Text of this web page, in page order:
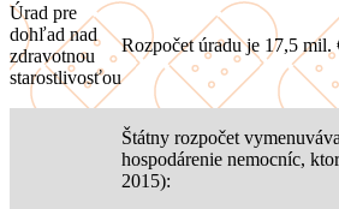
Úrad pre
dohľad nad
zdravotnou
starostlivosťou
Rozpočet úradu je 17,5 mil.
Štátny rozpočet
hospodárenie nemocníc,
2015):